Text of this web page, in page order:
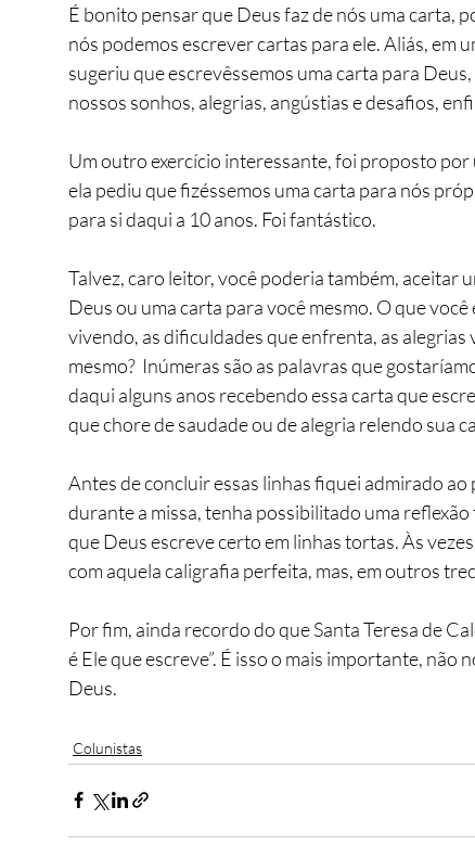
É bonito pensar que Deus faz de nós uma carta,
nós podemos escrever cartas para ele. Aliás,
sugeriu que escrevêssemos uma carta para
nossos sonhos, alegrias, angústias e desafios,
Um outro exercício interessante, foi proposto
ela pediu que fizéssemos uma carta para nós
para si daqui a 10 anos. Foi fantástico.
Talvez, caro leitor, você poderia também, aceitar
Deus ou uma carta para você mesmo. O que
vivendo, as dificuldades que enfrenta, as alegrias
mesmo?  Inúmeras são as palavras que
daqui alguns anos recebendo essa carta que
que chore de saudade ou de alegria relendo sua
Antes de concluir essas linhas fiquei admirado
durante a missa, tenha possibilitado uma
que Deus escreve certo em linhas tortas. Às
com aquela caligrafia perfeita, mas, em outros
Por fim, ainda recordo do que Santa Teresa de
é Ele que escreve”. É isso o mais importante,
Deus.
Colunistas